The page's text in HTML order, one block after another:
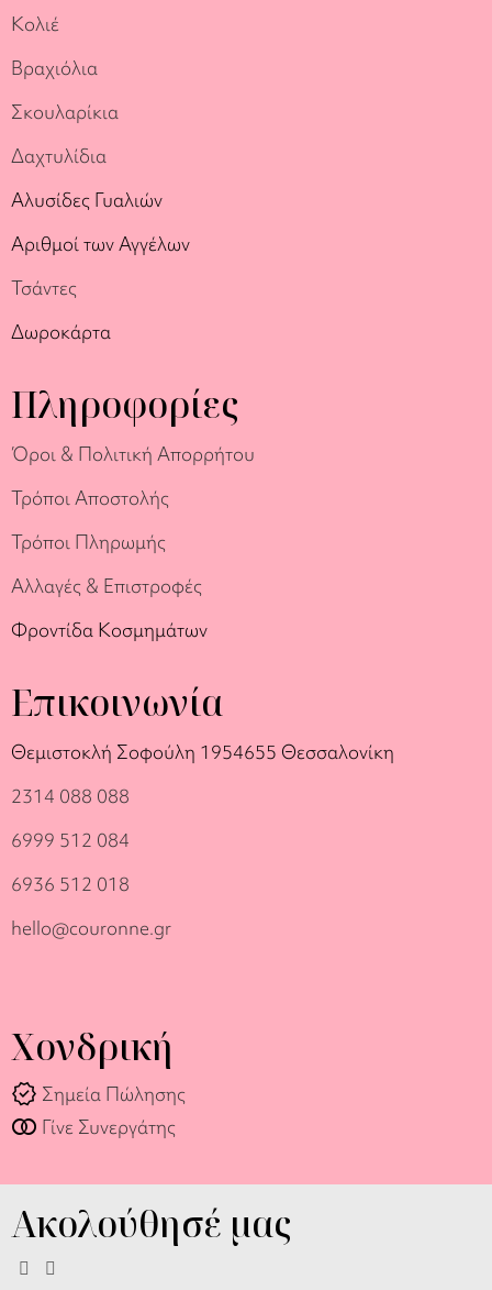
Κολιέ
Βραχιόλια
Σκουλαρίκια
Δαχτυλίδια
Αλυσίδες Γυαλιών
Αριθμοί των Αγγέλων
Τσάντες
Δωροκάρτα
Πληροφορίες
Όροι & Πολιτική Απορρήτου
Τρόποι Αποστολής
Τρόποι Πληρωμής
Αλλαγές & Επιστροφές
Φροντίδα Κοσμημάτων
Επικοινωνία
Θεμιστοκλή Σοφούλη 1954655 Θεσσαλονίκη
2314 088 088
6999 512 084
6936 512 018
hello@couronne.gr
Χονδρική
verified Σημεία Πώλησης
join_full Γίνε Συνεργάτης
Ακολούθησέ μας